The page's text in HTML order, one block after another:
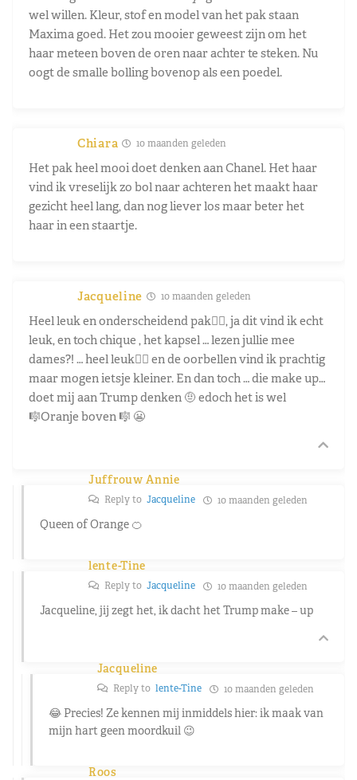
wel willen. Kleur, stof en model van het pak staan
Maxima goed. Het zou mooier geweest zijn om het
haar meteen boven de oren naar achter te steken. Nu
oogt de smalle bolling bovenop als een poedel.
Chiara 10 maanden geleden
Het pak heel mooi doet denken aan Chanel. Het haar
vind ik vreselijk zo bol naar achteren het maakt haar
gezicht heel lang, dan nog liever los maar beter het
haar in een staartje.
Jacqueline 10 maanden geleden
Heel leuk en onderscheidend pak👍🏻, ja dit vind ik echt
leuk, en toch chique , het kapsel … lezen jullie mee
dames?! … heel leuk👍🏻 en de oorbellen vind ik prachtig
maar mogen ietsje kleiner. En dan toch … die make up…
doet mij aan Trump denken 🤨 edoch het is wel
🎼Oranje boven 🎼 😬
Juffrouw Annie
Reply to Jacqueline 10 maanden geleden
Queen of Orange 🍊
lente-Tine
Reply to Jacqueline 10 maanden geleden
Jacqueline, jij zegt het, ik dacht het Trump make – up
Jacqueline
Reply to lente-Tine 10 maanden geleden
😂 Precies! Ze kennen mij inmiddels hier: ik maak van
mijn hart geen moordkuil 😉
Roos